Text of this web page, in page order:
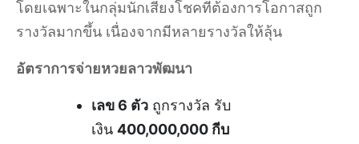
โดยเฉพาะในกลุ่มนักเสี่ยงโชคที่ต้องการโอกาสถูก
รางวัลมากขึ้น เนื่องจากมีหลายรางวัลให้ลุ้น
อัตราการจ่ายหวยลาวพัฒนา
เลข 6 ตัว ถูกรางวัล รับ
เงิน 400,000,000 กีบ